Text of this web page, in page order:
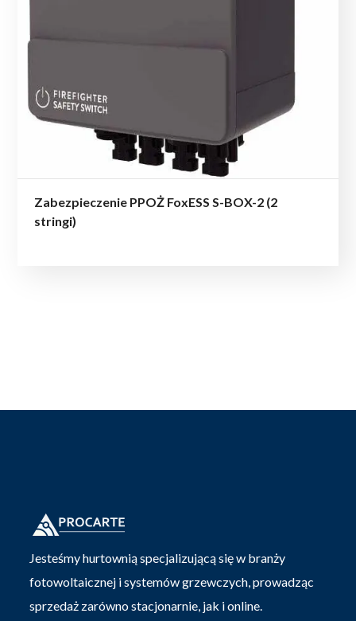
Zabezpieczenie PPOŻ FoxESS S-BOX-2 (2
stringi)
Jesteśmy hurtownią specjalizującą się w branży
fotowoltaicznej i systemów grzewczych, prowadząc
sprzedaż zarówno stacjonarnie, jak i online.